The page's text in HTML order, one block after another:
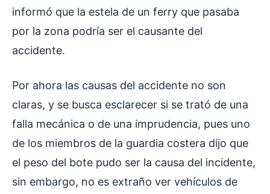
informó que la estela de un ferry que pasaba
por la zona podría ser el causante del
accidente.
Por ahora las causas del accidente no son
claras, y se busca esclarecer si se trató de una
falla mecánica o de una imprudencia, pues uno
de los miembros de la guardia costera dijo que
el peso del bote pudo ser la causa del incidente,
sin embargo, no es extraño ver vehículos de